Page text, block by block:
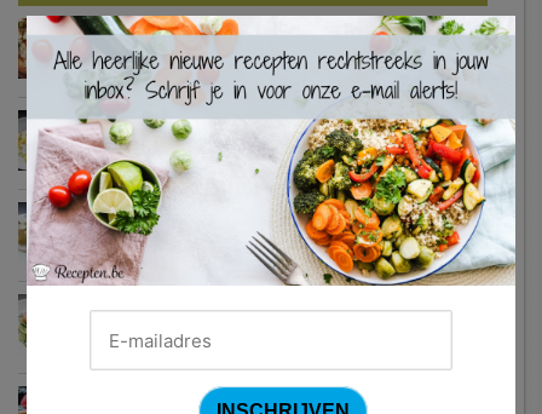
Turkse pizza met halloumi en courgette
Waterzooi van pladijs met venkel (Colruyt)
Zweedse gehaktballetjes
Chocomousse met fruitbier
×